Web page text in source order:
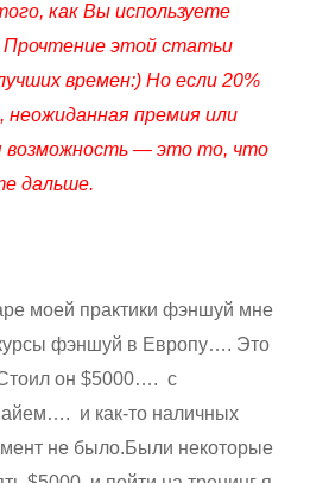
как Вы используете
этой статьи
времен:) Но если 20%
неожиданная премия или
возможность — это то, что
дальше.
моей практики фэншуй мне
фэншуй в Европу…. Это
он $5000…. с
и как-то наличных
не было.Были некоторые